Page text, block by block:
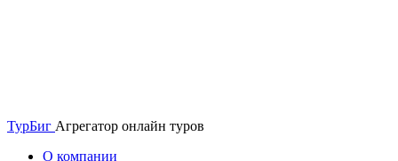
ТурБиг Агрегатор онлайн туров
О компании